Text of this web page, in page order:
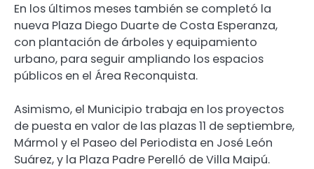
En los últimos meses también se completó la
nueva Plaza Diego Duarte de Costa Esperanza,
con plantación de árboles y equipamiento
urbano, para seguir ampliando los espacios
públicos en el Área Reconquista.
Asimismo, el Municipio trabaja en los proyectos
de puesta en valor de las plazas 11 de septiembre,
Mármol y el Paseo del Periodista en José León
Suárez, y la Plaza Padre Perelló de Villa Maipú.